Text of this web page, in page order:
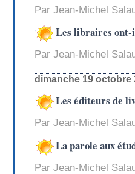
Par Jean-Michel
Les libraires ont-
Par Jean-Michel
dimanche 19 octobre
Les éditeurs de
Par Jean-Michel
La parole aux
Par Jean-Michel